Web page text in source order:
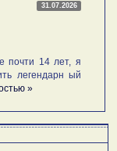
31.07.2026
почти 14 лет, я
легендарн ый
»